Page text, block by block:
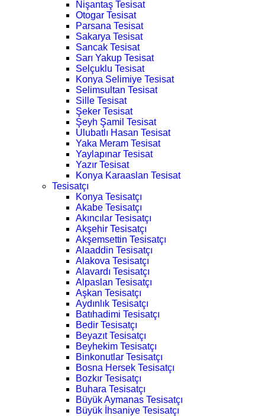
Nişantaş Tesisat
Otogar Tesisat
Parsana Tesisat
Sakarya Tesisat
Sancak Tesisat
Sarı Yakup Tesisat
Selçuklu Tesisat
Konya Selimiye Tesisat
Selimsultan Tesisat
Sille Tesisat
Şeker Tesisat
Şeyh Şamil Tesisat
Ulubatlı Hasan Tesisat
Yaka Meram Tesisat
Yaylapınar Tesisat
Yazır Tesisat
Konya Karaaslan Tesisat
Tesisatçı
Konya Tesisatçı
Akabe Tesisatçı
Akıncılar Tesisatçı
Akşehir Tesisatçı
Akşemsettin Tesisatçı
Alaaddin Tesisatçı
Alakova Tesisatçı
Alavardı Tesisatçı
Alpaslan Tesisatçı
Aşkan Tesisatçı
Aydınlık Tesisatçı
Batıhadimi Tesisatçı
Bedir Tesisatçı
Beyazıt Tesisatçı
Beyhekim Tesisatçı
Binkonutlar Tesisatçı
Bosna Hersek Tesisatçı
Bozkır Tesisatçı
Buhara Tesisatçı
Büyük Aymanas Tesisatçı
Büyük İhsaniye Tesisatçı